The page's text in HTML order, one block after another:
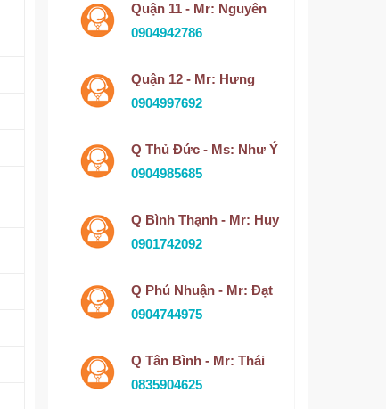
Quận 11 - Mr: Nguyên
0904942786
Quận 12 - Mr: Hưng
0904997692
Q Thủ Đức - Ms: Như Ý
0904985685
Q Bình Thạnh - Mr: Huy
0901742092
Q Phú Nhuận - Mr: Đạt
0904744975
Q Tân Bình - Mr: Thái
0835904625